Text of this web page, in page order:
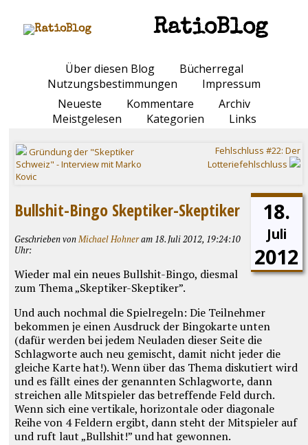
RatioBlog
Über diesen Blog
Bücherregal
Nutzungsbestimmungen
Impressum
Neueste
Kommentare
Archiv
Meistgelesen
Kategorien Links
Gründung der "Skeptiker
Schweiz" - Interview mit Marko
Kovic
Fehlschluss #22: Der
Lotteriefehlschluss
18.
Juli
2012
Bullshit-Bingo Skeptiker-Skeptiker
Geschrieben vonMichael Hohneram 18. Juli 2012, 19:24:10
Uhr:
Wieder mal ein neues Bullshit-Bingo, diesmal
zum Thema „Skeptiker-Skeptiker”.
Und auch nochmal die Spielregeln: Die Teilnehmer
bekommen je einen Ausdruck der Bingokarte unten
(dafür werden bei jedem Neuladen dieser Seite die
Schlagworte auch neu gemischt, damit nicht jeder die
gleiche Karte hat!). Wenn über das Thema diskutiert wird
und es fällt eines der genannten Schlagworte, dann
streichen alle Mitspieler das betreffende Feld durch.
Wenn sich eine vertikale, horizontale oder diagonale
Reihe von 4 Feldern ergibt, dann steht der Mitspieler auf
und ruft laut „Bullshit!” und hat gewonnen.